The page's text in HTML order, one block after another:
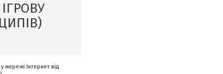
мережі Інтернет від